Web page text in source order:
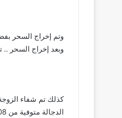
وتم إخراج السحر
وبعد إخراج السحر
.
كذلك تم شفاء
الدجالة متوفية من 2008 والفاعلة كانت بنت عمة العريس